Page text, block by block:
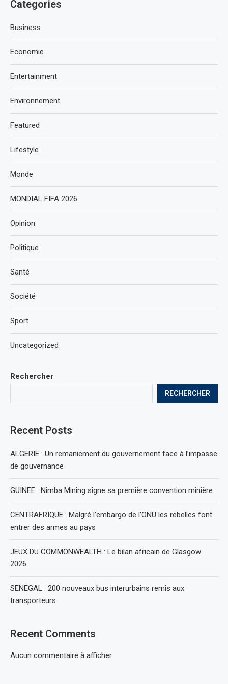
Rechercher
RECHERCHER
Recent Posts
ALGERIE : Un remaniement du gouvernement face à l’impasse
de gouvernance
GUINEE : Nimba Mining signe sa première convention minière
CENTRAFRIQUE : Malgré l’embargo de l’ONU les rebelles font
entrer des armes au pays
JEUX DU COMMONWEALTH : Le bilan africain de Glasgow
2026
SENEGAL : 200 nouveaux bus interurbains remis aux
transporteurs
Recent Comments
Aucun commentaire à afficher.
Categories
Business
Economie
Entertainment
Environnement
Featured
Lifestyle
Monde
MONDIAL FIFA 2026
Opinion
Politique
Santé
Société
Sport
Uncategorized